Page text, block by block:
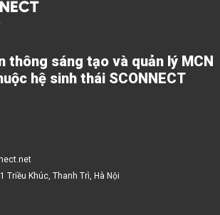
thông sáng tạo và quản lý MCN
hệ sinh thái SCONNECT
Triều Khúc, Thanh Trì, Hà Nội